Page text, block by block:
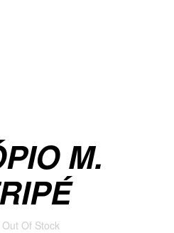
M.
Out Of Stock